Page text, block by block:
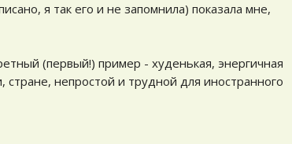
я так его и не запомнила) показала мне,
(первый!) пример - худенькая, энергичная
непростой и трудной для иностранного